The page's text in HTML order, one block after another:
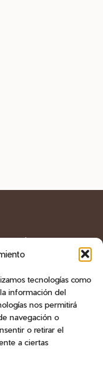
tecnologías como
información del
nos permitirá
navegación o
o retirar el
a ciertas
manicura
líquidos